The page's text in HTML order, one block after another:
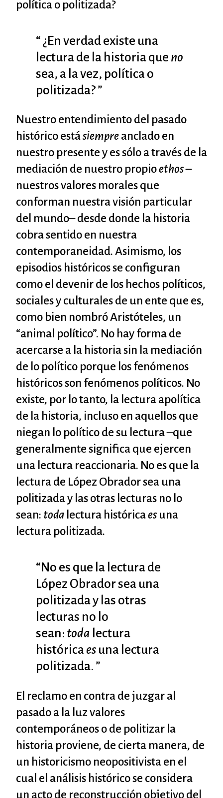
política o politizada?
“ ¿En verdad existe una
lectura de la historia que no
sea, a la vez, política o
politizada? ”
Nuestro entendimiento del pasado
histórico estásiempre anclado en
nuestro presente y es sólo a través de la
mediación de nuestro propioethos–
nuestros valores morales que
conforman nuestra visión particular
del mundo– desde donde la historia
cobra sentido en nuestra
contemporaneidad. Asimismo, los
episodios históricos se configuran
como el devenir de los hechos políticos,
sociales y culturales de un ente que es,
como bien nombró Aristóteles, un
“animal político”. No hay forma de
acercarse a la historia sin la mediación
de lo político porque los fenómenos
históricos son fenómenos políticos. No
existe, por lo tanto, la lectura apolítica
de la historia, incluso en aquellos que
niegan lo político de su lectura –que
generalmente significa que ejercen
una lectura reaccionaria. No es que la
lectura de López Obrador sea una
politizada y las otras lecturas no lo
sean: toda lectura históricaes una
lectura politizada.
“No es que la lectura de
López Obrador sea una
politizada y las otras
lecturas no lo
sean: toda lectura
históricaes una lectura
politizada. ”
El reclamo en contra de juzgar al
pasado a la luz valores
contemporáneos o de politizar la
historia proviene, de cierta manera, de
un historicismo neopositivista en el
cual el análisis histórico se considera
un acto de reconstrucción objetivo del